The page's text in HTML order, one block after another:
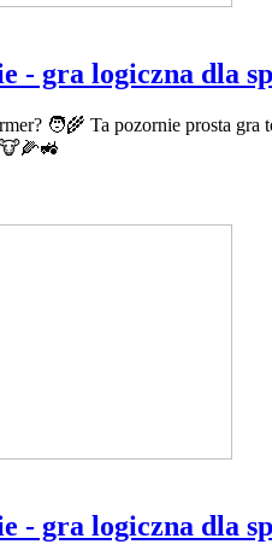
- gra logiczna dla
🧑‍🌾 Ta pozornie prosta
- gra logiczna dla